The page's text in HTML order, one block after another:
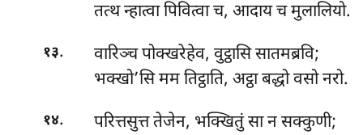
तत्थ न्हात्वा पिवित्वा च, आदाय च मुलालियो.
१३.
वारिञ्च पोक्खरेहेव, वुट्ठासि सातमब्रवि;
भक्खो’सि मम तिट्ठाति, अट्ठा बद्धो वसो नरो.
१४.
परित्तसुत्त तेजेन, भक्खितुं सा न सक्कुणी;